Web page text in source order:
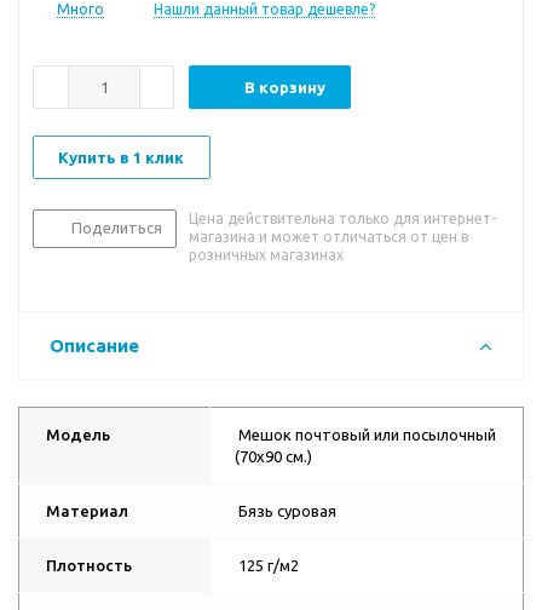
Много Нашли данный товар дешевле?
В корзину
Купить в 1 клик
Поделиться
Цена действительна только для интернет-
магазина и может отличаться от цен в
розничных магазинах
Описание
Модель
Мешок почтовый или посылочный
(70х90 см.)
Материал Бязь суровая
Плотность 125 г/м2